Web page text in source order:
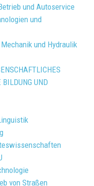
und Autoservice
und
und Hydraulik
UND
von Straßen